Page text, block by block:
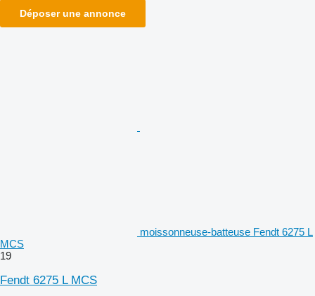
Déposer une annonce
moissonneuse-batteuse Fendt 6275 L
MCS
19
Fendt 6275 L MCS